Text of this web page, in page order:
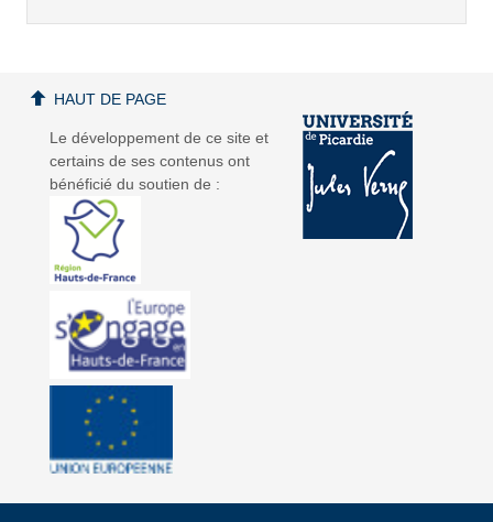
Le développement de ce site et
certains de ses contenus ont
bénéficié du soutien de :
HAUT DE PAGE